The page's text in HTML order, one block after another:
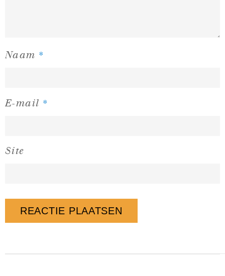
Naam *
E-mail *
Site